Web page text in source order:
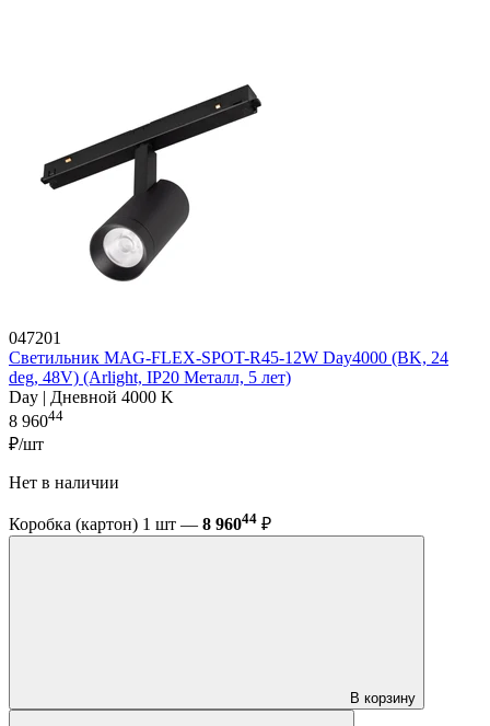
047201
Светильник MAG-FLEX-SPOT-R45-12W Day4000 (BK, 24
deg, 48V) (Arlight, IP20 Металл, 5 лет)
Day | Дневной 4000 K
8 96044
₽/шт
Нет в наличии
Коробка (картон) 1 шт — 8 96044 ₽
В корзину